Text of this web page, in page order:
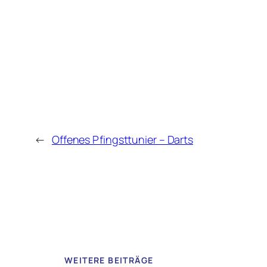
← Offenes Pfingsttunier – Darts
WEITERE BEITRÄGE